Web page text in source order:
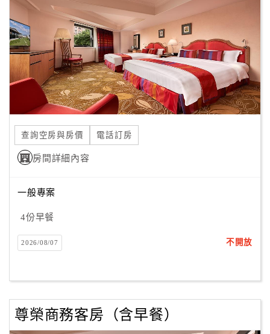
查詢空房與房價 電話訂房
房間詳細內容
一般專案
4份早餐
2026/08/07 不開放
尊榮商務客房（含早餐）